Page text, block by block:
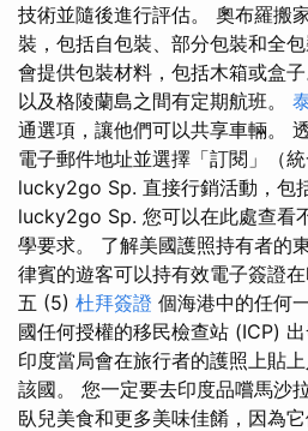
技術並隨後進行評估。 奧布羅搬
裝，包括自包裝、部分包裝和全
會提供包裝材料，包括木箱或盒
以及格陵蘭島之間有定期航班。
通選項，讓他們可以共享車輛。
電子郵件地址並選擇「訂閱」（
lucky2go Sp. 直接行銷活動，包
lucky2go Sp. 您可以在此處查看
學要求。 了解美國護照持有者的
律賓的遊客可以持有效電子簽證
五 (5) 杜拜簽證 個海港中的任何
國任何授權的移民檢查站 (ICP)
印度當局會在旅行者的護照上貼
該國。 您一定要去印度品嚐馬沙
臥兒美食和更多美味佳餚，因為它